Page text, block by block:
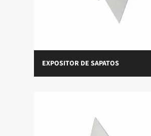
EXPOSITOR DE SAPATOS